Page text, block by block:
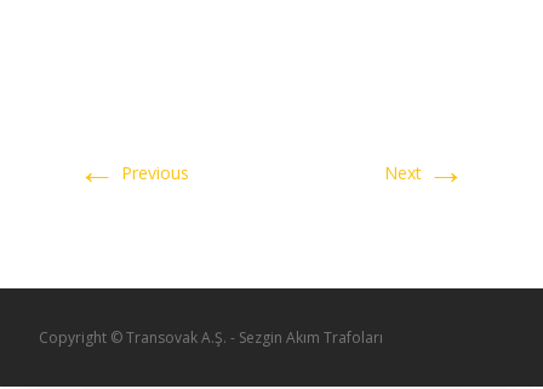
← Previous Next →
Copyright © Transovak A.Ş. - Sezgin Akım Trafoları